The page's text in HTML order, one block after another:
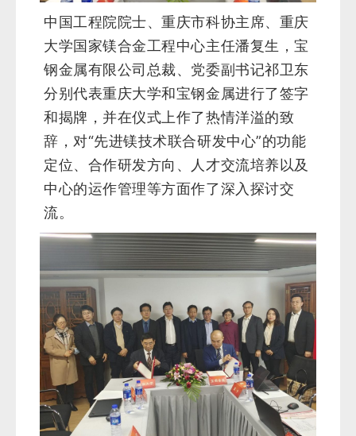
中国工程院院士、重庆市科协主席、重庆
大学国家镁合金工程中心主任潘复生，宝
钢金属有限公司总裁、党委副书记祁卫东
分别代表重庆大学和宝钢金属进行了签字
和揭牌，并在仪式上作了热情洋溢的致
辞，对“先进镁技术联合研发中心”的功能
定位、合作研发方向、人才交流培养以及
中心的运作管理等方面作了深入探讨交
流。